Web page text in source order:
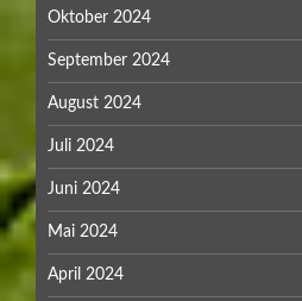
Oktober 2024
September 2024
August 2024
Juli 2024
Juni 2024
Mai 2024
April 2024